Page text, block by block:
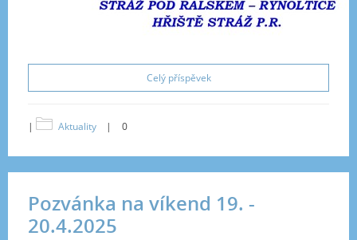
Celý příspěvek
| Aktuality | 0
Pozvánka na víkend 19. -
20.4.2025